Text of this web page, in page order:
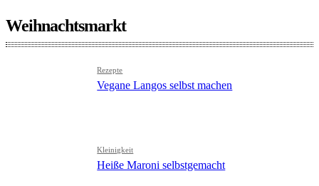
Weihnachtsmarkt
Rezepte
Vegane Langos selbst machen
Kleinigkeit
Heiße Maroni selbstgemacht